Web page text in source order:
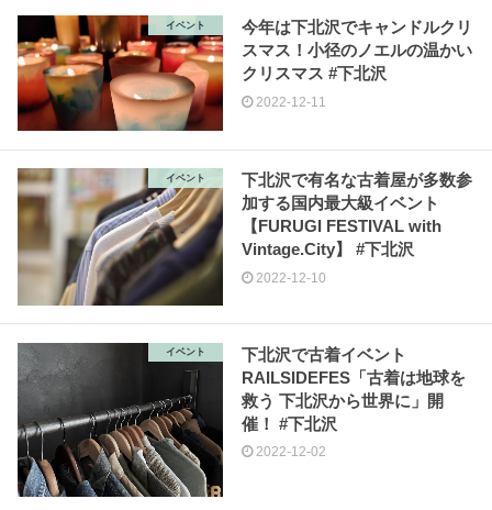
イベント
今年は下北沢でキャンドルクリ
スマス！小径のノエルの温かい
クリスマス #下北沢
2022-12-11
イベント
下北沢で有名な古着屋が多数参
加する国内最大級イベント
【FURUGI FESTIVAL with
Vintage.City】 #下北沢
2022-12-10
イベント
下北沢で古着イベント
RAILSIDEFES「古着は地球を
救う 下北沢から世界に」開
催！ #下北沢
2022-12-02